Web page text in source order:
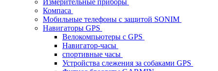
Измерительные приборы
Компаса
Мобильные телефоны с защитой SONIM
Навигаторы GPS
Велокомпьютеры с GPS
Навигатор-часы
спортивные часы
Устройства слежения за собаками GPS